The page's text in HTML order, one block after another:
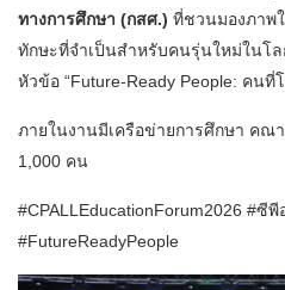
ทางการศึกษา (กสศ.) ที่ชวนมองภาพ
ทักษะที่จำเป็นสำหรับคนรุ่นใหม่ในโล
หัวข้อ “Future-Ready People: คนที่
ภายในงานมีเครือข่ายการศึกษา คณ
1,000 คน
#CPALLEducationForum2026 #ซี
#FutureReadyPeople